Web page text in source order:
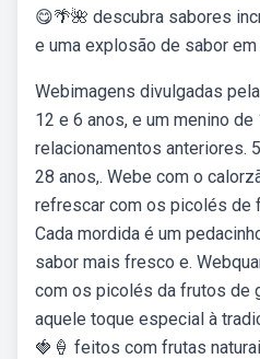
😋🌴🌺 descubra sabores
e uma explosão de sabor em
Webimagens divulgadas
12 e 6 anos, e um menino
relacionamentos anteriores.
28 anos,. Webe com o
refrescar com os picolés de
Cada mordida é um
sabor mais fresco e.
com os picolés da frutos de
aquele toque especial à
🍓🍦 feitos com frutas